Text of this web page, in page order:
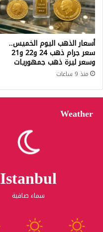
أسعار الذهب اليوم الخميس..
سعر جرام ذهب 24 و22 و21
وسعر ليرة ذهب جمهوريات
منذ 9 ساعات
Weather
Istanbul
سماء صافية